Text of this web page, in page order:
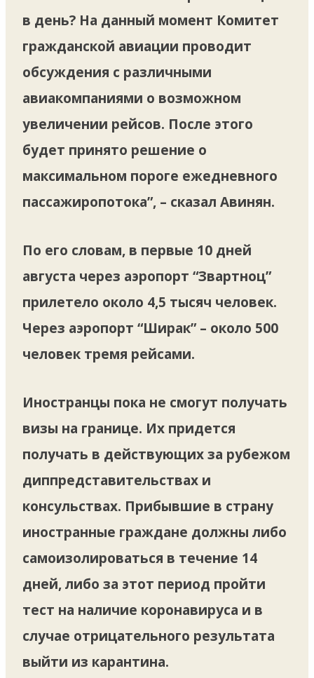
в день? На данный момент Комитет
гражданской авиации проводит
обсуждения с различными
авиакомпаниями о возможном
увеличении рейсов. После этого
будет принято решение о
максимальном пороге ежедневного
пассажиропотока”, – сказал Авинян.
По его словам, в первые 10 дней
августа через аэропорт “Звартноц”
прилетело около 4,5 тысяч человек.
Через аэропорт “Ширак” – около 500
человек тремя рейсами.
Иностранцы пока не смогут получать
визы на границе. Их придется
получать в действующих за рубежом
диппредставительствах и
консульствах. Прибывшие в страну
иностранные граждане должны либо
самоизолироваться в течение 14
дней, либо за этот период пройти
тест на наличие коронавируса и в
случае отрицательного результата
выйти из карантина.